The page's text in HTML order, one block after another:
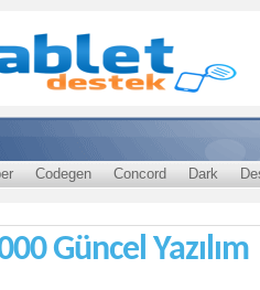
Codegen Concord Dark
Güncel Yazılım